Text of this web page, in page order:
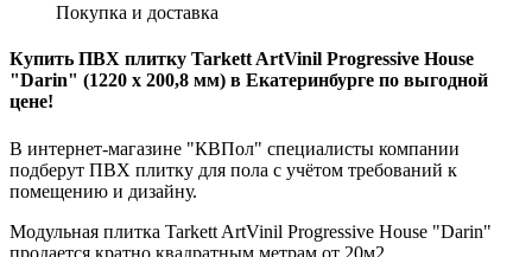
Покупка и доставка
Купить ПВХ плитку Tarkett ArtVinil Progressive House
"Darin" (1220 x 200,8 мм) в Екатеринбурге по выгодной
цене!
В интернет-магазине "КВПол" специалисты компании
подберут ПВХ плитку для пола с учётом требований к
помещению и дизайну.
Модульная плитка Tarkett ArtVinil Progressive House "Darin"
продается кратно квадратным метрам от 20м2